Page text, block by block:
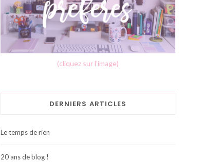
(cliquez sur l'image)
DERNIERS ARTICLES
Le temps de rien
20 ans de blog !